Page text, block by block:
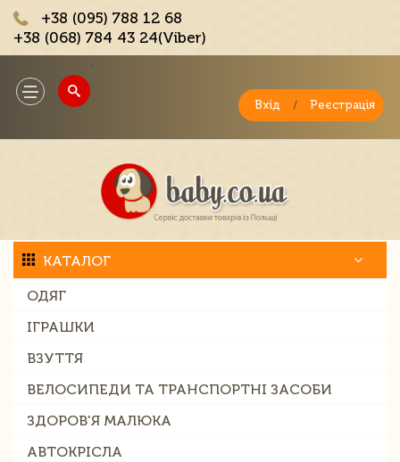
+38 (095) 788 12 68
+38 (068) 784 43 24(Viber)
Toggle
navigation
Вхід / Реєстрація
КАТАЛОГ
ОДЯГ
ІГРАШКИ
ВЗУТТЯ
ВЕЛОСИПЕДИ ТА ТРАНСПОРТНІ ЗАСОБИ
ЗДОРОВ'Я МАЛЮКА
АВТОКРІСЛА